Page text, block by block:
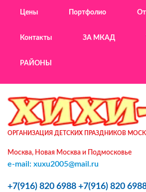
Цены Портфолио
Контакты ЗА МКАД
РАЙОНЫ
ОРГАНИЗАЦИЯ ДЕТСКИХ ПРАЗДНИКОВ
Москва, Новая Москва и Подмосковье
e-mail: xuxu2005@mail.ru
+7(916) 820 6988 +7(916) 820